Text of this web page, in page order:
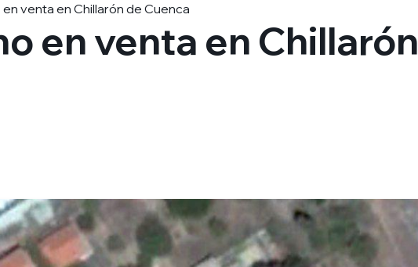
venta en Chillarón de Cuenca
en venta en Chillarón